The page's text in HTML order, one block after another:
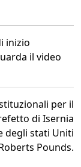
inizio
il video
per il
di Isernia
degli stati Uniti
Pounds.